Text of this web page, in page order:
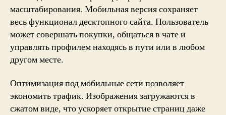
масштабирования. Мобильная версия сохраняет
весь функционал десктопного сайта. Пользователь
может совершать покупки, общаться в чате и
управлять профилем находясь в пути или в любом
другом месте.
Оптимизация под мобильные сети позволяет
экономить трафик. Изображения загружаются в
сжатом виде, что ускоряет открытие страниц даже